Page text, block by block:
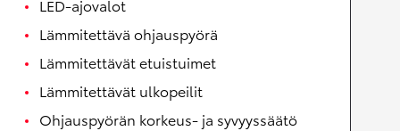
LED-ajovalot
Lämmitettävä ohjauspyörä
Lämmitettävät etuistuimet
Lämmitettävät ulkopeilit
Ohjauspyörän korkeus- ja syvyyssäätö